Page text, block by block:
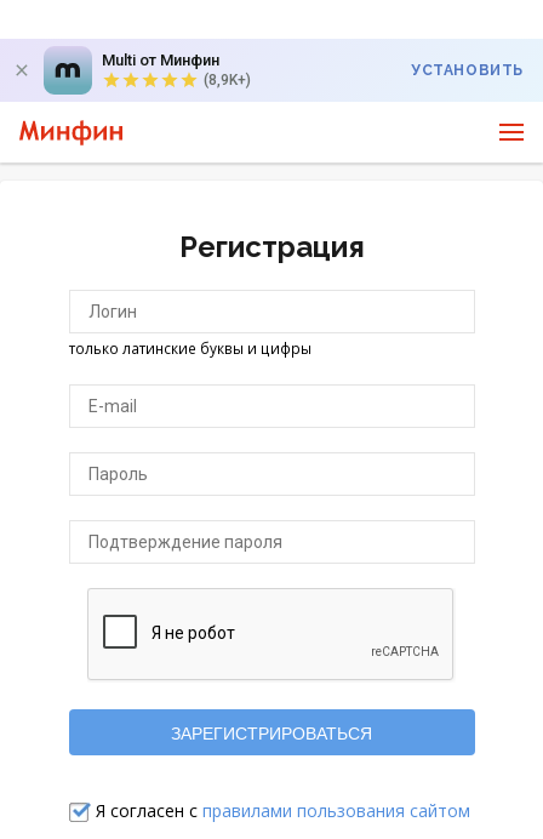
Multi от Минфин
(8,9K+)
УСТАНОВИТЬ
Регистрация
только латинские буквы и цифры
Я согласен с правилами пользования сайтом